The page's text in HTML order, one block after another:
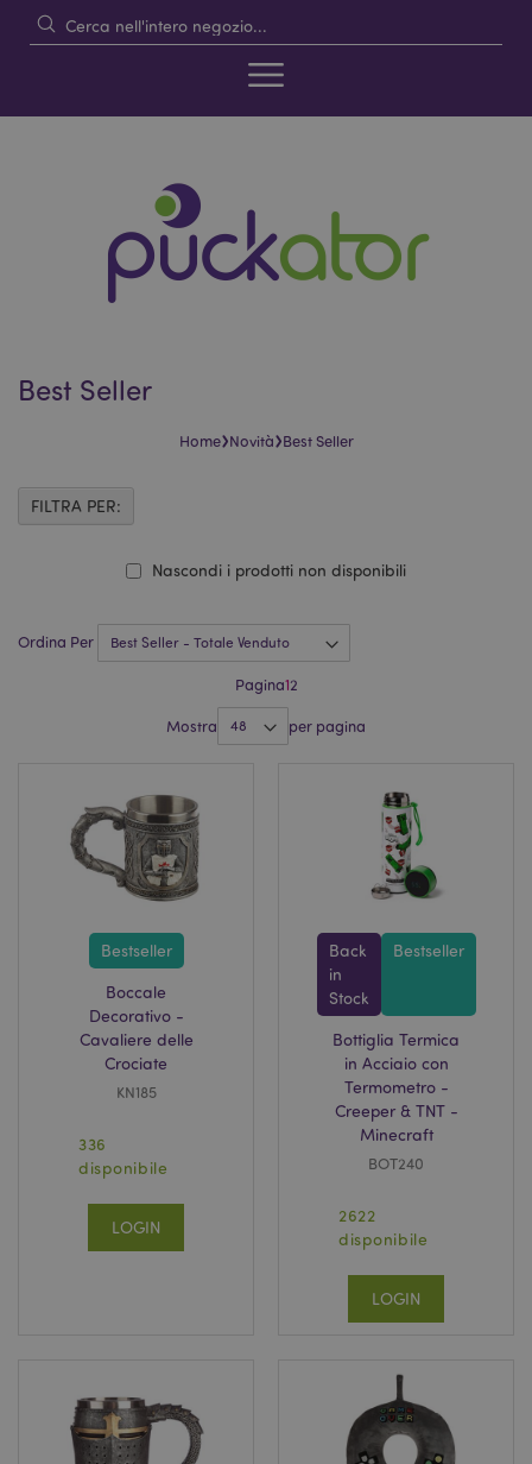
Best Seller
Home›Novità›Best Seller
Ordina Per
Pagina12
Mostra per pagina
Bestseller
Boccale
Decorativo -
Cavaliere delle
Crociate
KN185
336
disponibile
LOGIN
Back
in
Stock
Bestseller
Bottiglia Termica
in Acciaio con
Termometro -
Creeper & TNT -
Minecraft
BOT240
2622
disponibile
LOGIN
Nascondi i prodotti non disponibili
FILTRA PER: